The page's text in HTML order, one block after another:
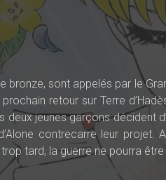
bronze, sont appelés par le
retour sur Terre
deux jeunes garçons décident
contrecarre leur
tard, la guerre ne pourra